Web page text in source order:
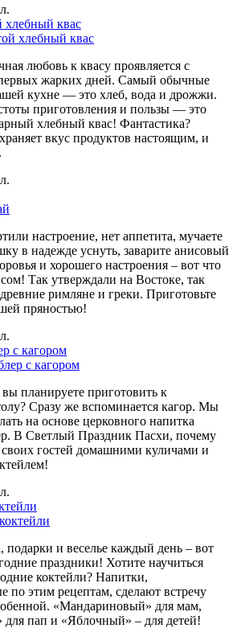
квас
любовь к квасу проявляется с
жарких дней. Самый обычные
кухне — это хлеб, вода и дрожжи.
приготовления и пользы — это
хлебный квас! Фантастика?
вкус продуктов настоящим, и
настроение, нет аппетита, мучаете
в надежде уснуть, заварите анисовый
и хорошего настроения – вот что
Так утверждали на Востоке, так
римляне и греки. Приготовьте
пряностью!
с кагором
планируете приготовить к
Сразу же вспоминается кагор. Мы
на основе церковного напитка
В Светлый Праздник Пасхи, почему
своих гостей домашними куличами и
и веселье каждый день – вот
праздники! Хотите научиться
коктейли? Напитки,
по этим рецептам, сделают встречу
«Мандариновый» для мам,
пап и «Яблочный» – для детей!